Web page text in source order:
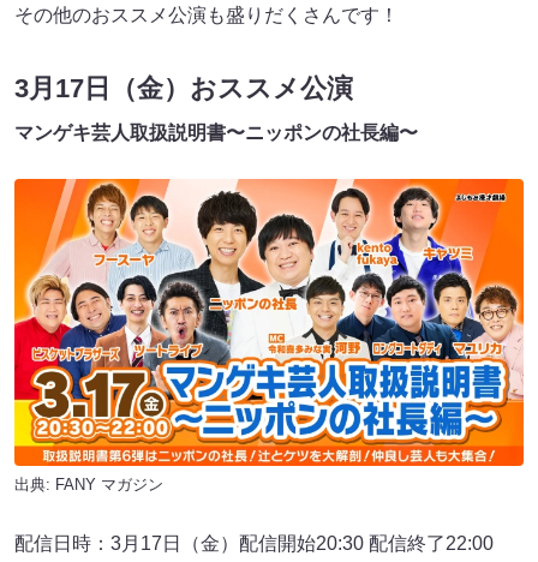
その他のおススメ公演も盛りだくさんです！
3月17日（金）おススメ公演
マンゲキ芸⼈取扱説明書〜ニッポンの社⻑編〜
出典: FANY マガジン
配信日時：3月17日（金）配信開始20:30 配信終了22:00